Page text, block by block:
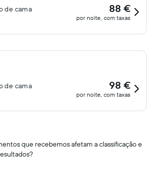
de cama
88 €
por noite, com taxas
de cama
98 €
por noite, com taxas
que recebemos afetam a classificação e